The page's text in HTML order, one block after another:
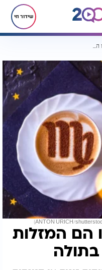
שידור חי
מזלות וזוגיות: אלו הם המזלות שמתאימים למזל בתולה
הם המזלות